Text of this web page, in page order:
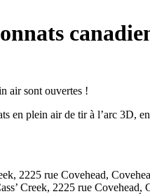
en plein air de tir à l’arc 3D,
2225 rue Covehead,
Creek, 2225 rue Covehead,